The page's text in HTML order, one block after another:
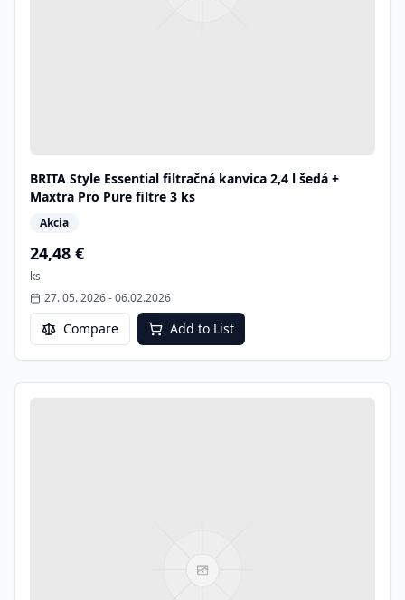
BRITA Style Essential filtračná kanvica 2,4 l šedá +
Maxtra Pro Pure filtre 3 ks
Akcia
24,48 €
ks
27. 05. 2026-06.02.2026
Compare Add to List